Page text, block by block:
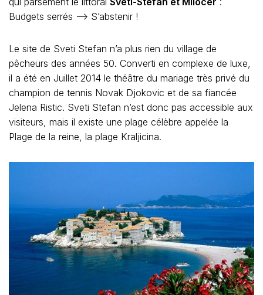
Budgets serrés —> S’abstenir !
Le site de Sveti Stefan n’a plus rien du village de
pêcheurs des années 50. Converti en complexe de luxe,
il a été en Juillet 2014 le théâtre du mariage très privé du
champion de tennis Novak Djokovic et de sa fiancée
Jelena Ristic. Sveti Stefan n’est donc pas accessible aux
visiteurs, mais il existe une plage célèbre appelée la
Plage de la reine, la plage Kraljicina.